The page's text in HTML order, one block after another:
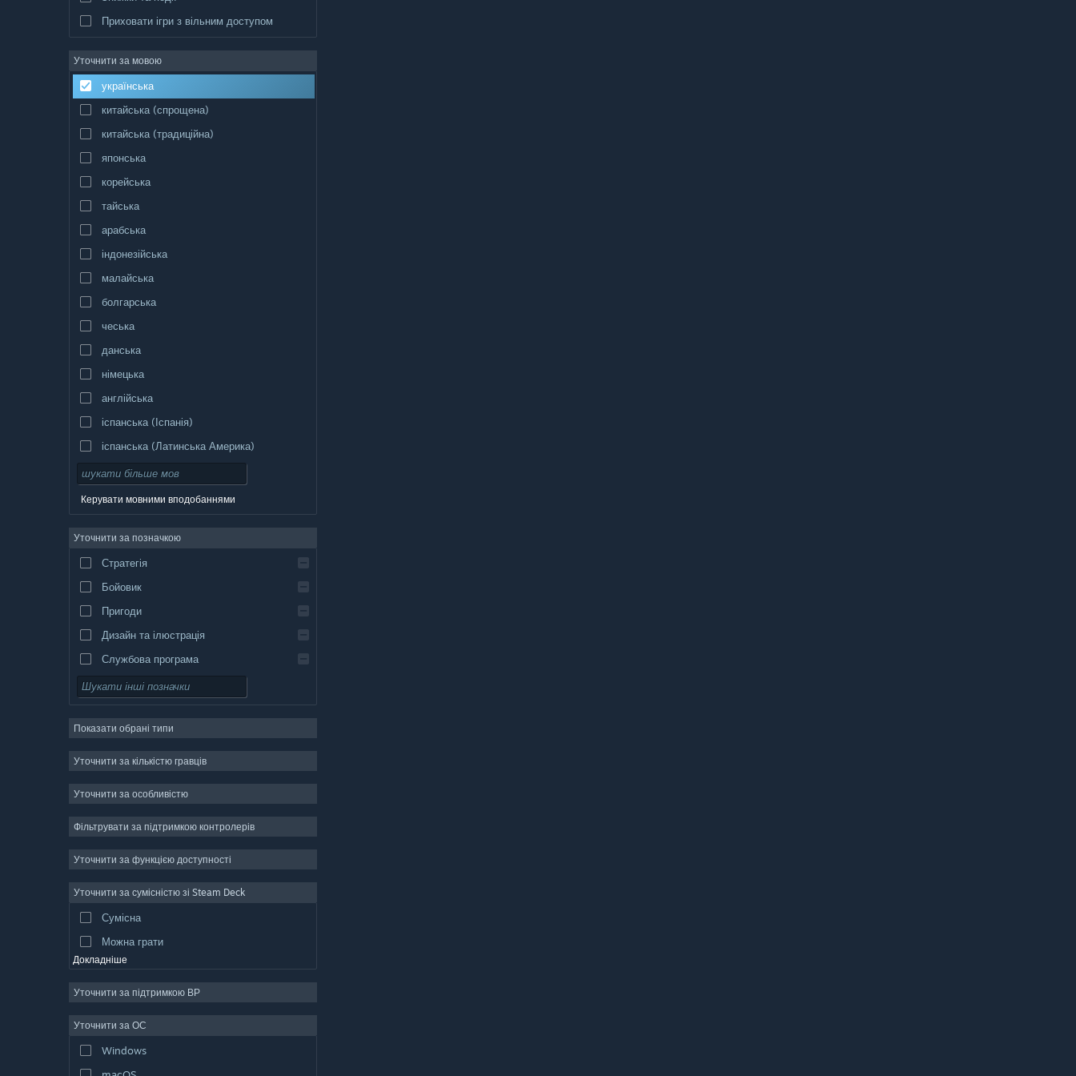
Приховати ігри з вільним доступом
Уточнити за мовою
українська
китайська (спрощена)
китайська (традиційна)
японська
корейська
тайська
арабська
індонезійська
малайська
болгарська
чеська
данська
німецька
англійська
іспанська (Іспанія)
іспанська (Латинська Америка)
Керувати мовними вподобаннями
Уточнити за позначкою
Стратегія
Бойовик
Пригоди
Дизайн та ілюстрація
Службова програма
Вільний доступ
Масова багатокористувацька
Симулятор
Створення відео
Обробка фотографій
Показати обрані типи
Уточнити за кількістю гравців
Уточнити за особливістю
Фільтрувати за підтримкою контролерів
Уточнити за функцією доступності
Уточнити за сумісністю зі Steam Deck
Сумісна
Можна грати
Докладніше
Уточнити за підтримкою ВР
Уточнити за ОС
Windows